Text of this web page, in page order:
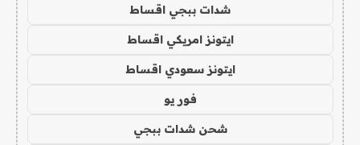
شدات ببجي اقساط
ايتونز امريكي اقساط
ايتونز سعودي اقساط
فور يو
شحن شدات ببجي